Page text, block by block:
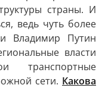
страны. И
ведь чуть более
Владимир Путин
власти
транспортные
сети. Какова